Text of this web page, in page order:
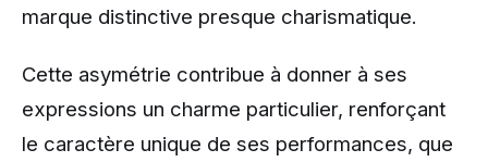
marque distinctive presque charismatique.
Cette asymétrie contribue à donner à ses
expressions un charme particulier, renforçant
le caractère unique de ses performances, que